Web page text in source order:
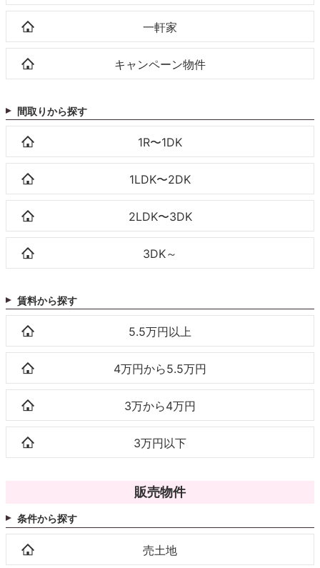
一軒家
キャンペーン物件
間取りから探す
1R〜1DK
1LDK〜2DK
2LDK〜3DK
3DK～
賃料から探す
5.5万円以上
4万円から5.5万円
3万から4万円
3万円以下
販売物件
条件から探す
売土地